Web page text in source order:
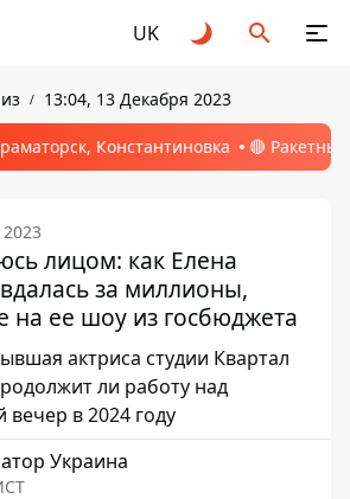
UK
13:04, 13 Декабря 2023
Константиновка 🔴
лицом: как Елена
за миллионы,
на ее шоу из госбюджета
актриса студии Квартал
ли работу над
вечер в 2024 году
Украина